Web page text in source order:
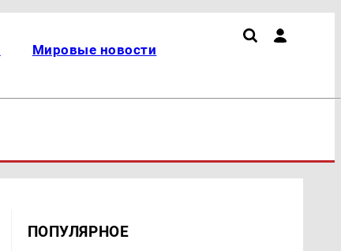
Мировые новости
ПОПУЛЯРНОЕ